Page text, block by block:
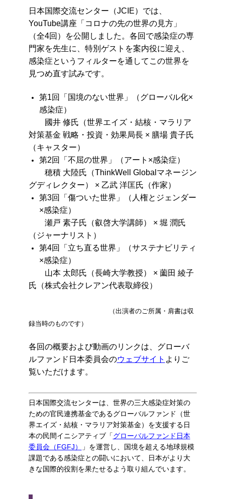
日本国際交流センター（JCIE）では、
YouTube講座「コロナの先の世界の見方」
（全4回）を公開しました。各回で感染症の専
門家を先生に、特別ゲストを案内役に迎え、
感染症というフィルターを通してこの世界を
見つめ直す試みです。
第1回「国境のない世界」（グローバル化×
感染症）
國井 修氏（世界エイズ・結核・マラリア
対策基金 戦略・投資・効果局長 × 膳場 貴子氏
（キャスター）
第2回「不屈の世界」（アート×感染症）
穂積 大陸氏（ThinkWell Globalマネージン
グディレクター） × 乙武 洋匡氏（作家）
第3回「傷ついた世界」（人権とジェンダー
×感染症）
瀬戸 素子氏（叡啓大学講師） × 堀 潤氏
（ジャーナリスト）
第4回「立ち直る世界」（サステナビリティ
×感染症）
山本 太郎氏（長崎大学教授） × 薗田 綾子
氏（株式会社クレアン代表取締役）
（出演者のご所属・肩書は収
録当時のものです）
各回の概要および動画のリンクは、グローバ
ルファンド日本委員会のウェブサイト よりご
覧いただけます。
日本国際交流センターは、世界の三大感染症対策の
ための官民連携基金であるグローバルファンド（世
界エイズ・結核・マラリア対策基金）を支援する日
本の民間イニシアティブ「グローバルファンド日本
委員会（FGFJ）
」を運営し、国境を超える地球規模
課題である感染症との闘いにおいて、日本がより大
きな国際的役割を果たせるよう取り組んでいます。